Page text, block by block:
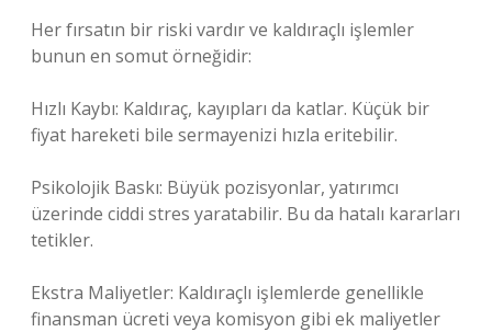
Her fırsatın bir riski vardır ve kaldıraçlı işlemler
bunun en somut örneğidir:
Hızlı Kaybı: Kaldıraç, kayıpları da katlar. Küçük bir
fiyat hareketi bile sermayenizi hızla eritebilir.
Psikolojik Baskı: Büyük pozisyonlar, yatırımcı
üzerinde ciddi stres yaratabilir. Bu da hatalı kararları
tetikler.
Ekstra Maliyetler: Kaldıraçlı işlemlerde genellikle
finansman ücreti veya komisyon gibi ek maliyetler